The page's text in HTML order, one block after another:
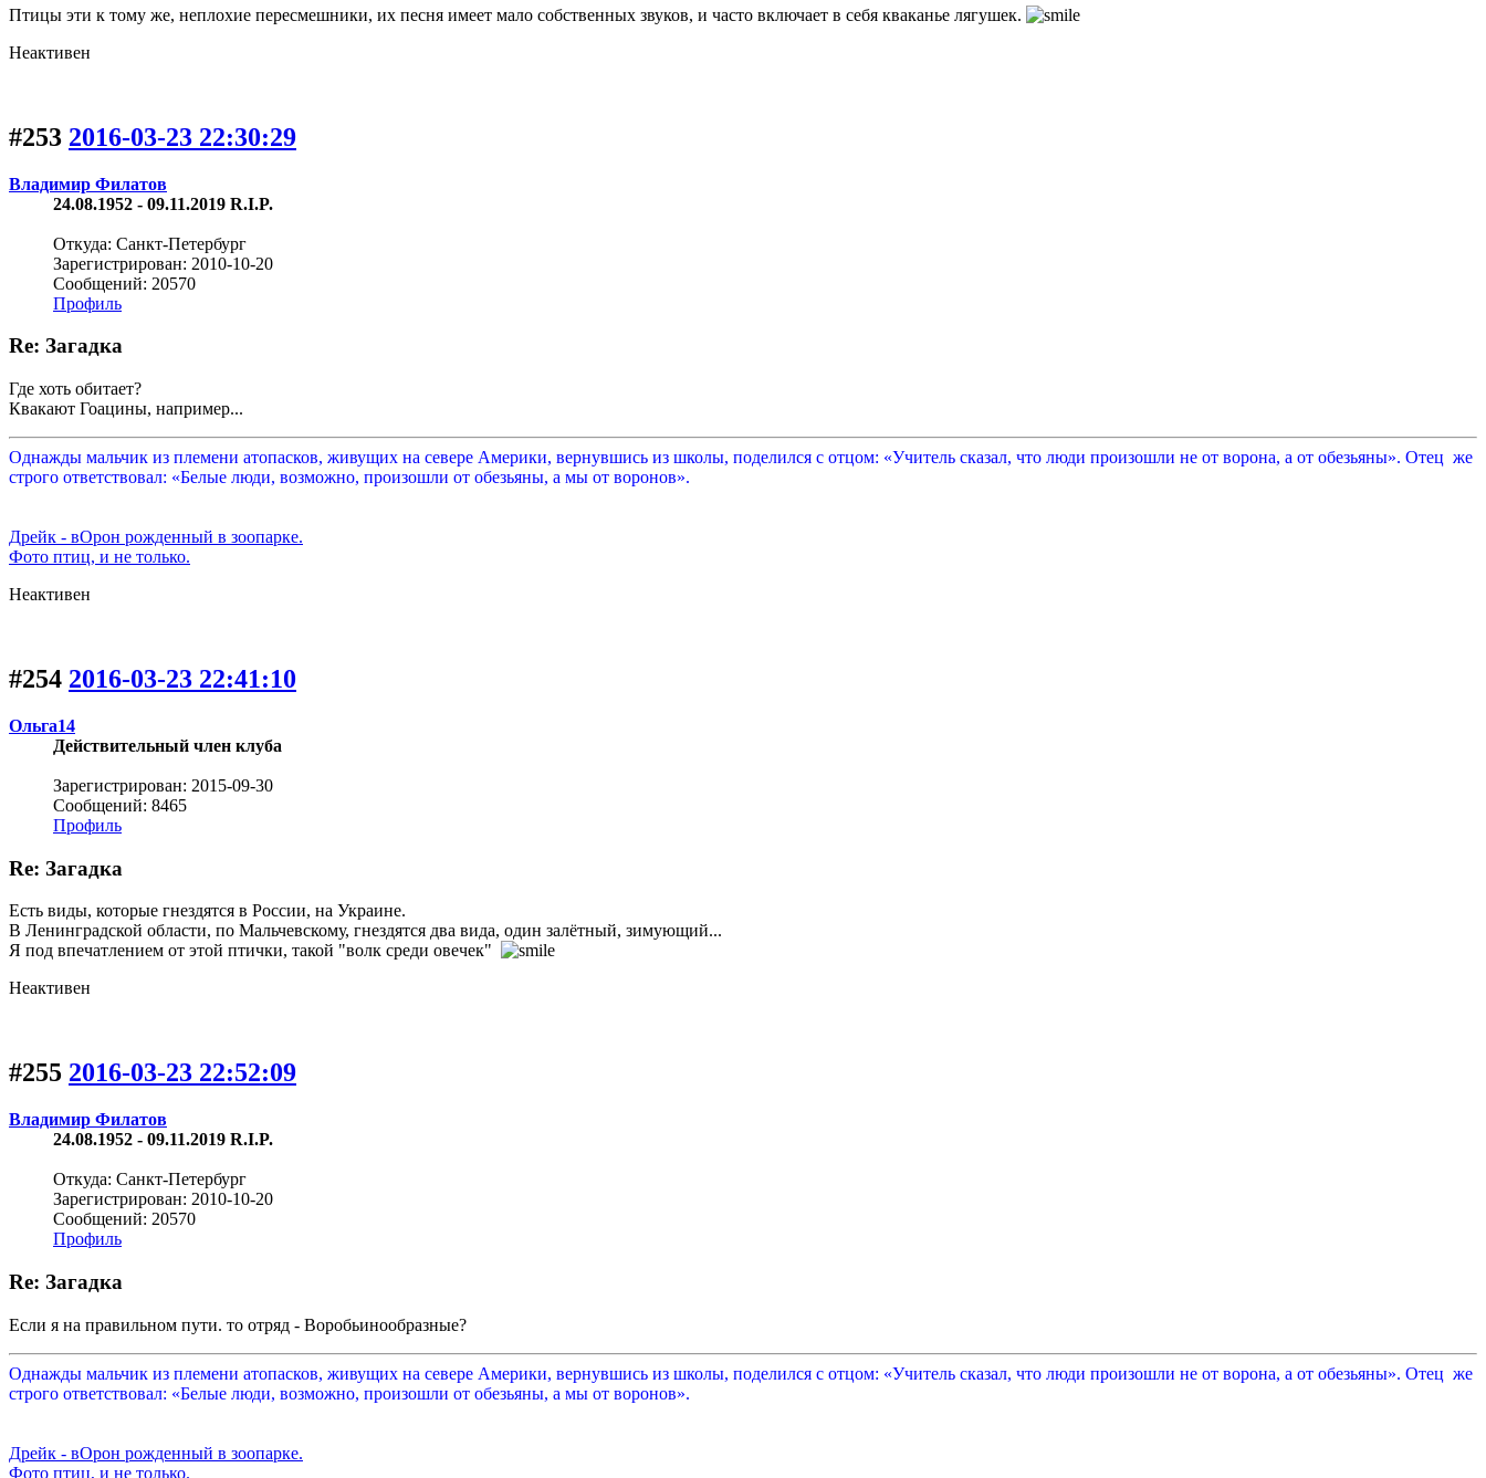
Птицы эти к тому же, неплохие пересмешники, их песня имеет мало собственных звуков, и часто включает в себя кваканье лягушек.
Неактивен
#253 2016-03-23 22:30:29
Владимир Филатов
24.08.1952 - 09.11.2019 R.I.P.
Откуда: Санкт-Петербург
Зарегистрирован: 2010-10-20
Сообщений: 20570
Профиль
Re: Загадка
Где хоть обитает?
Квакают Гоацины, например...
Однажды мальчик из племени атопасков, живущих на севере Америки, вернувшись из школы, поделился с отцом: «Учитель сказал, что люди произошли не от ворона, а от обезьяны». Отец же
строго ответствовал: «Белые люди, возможно, произошли от обезьяны, а мы от воронов».
Дрейк - вОрон рожденный в зоопарке.
Фото птиц, и не только.
Неактивен
#254 2016-03-23 22:41:10
Ольга14
Действительный член клуба
Зарегистрирован: 2015-09-30
Сообщений: 8465
Профиль
Re: Загадка
Есть виды, которые гнездятся в России, на Украине.
В Ленинградской области, по Мальчевскому, гнездятся два вида, один залётный, зимующий...
Я под впечатлением от этой птички, такой "волк среди овечек"
Неактивен
#255 2016-03-23 22:52:09
Владимир Филатов
24.08.1952 - 09.11.2019 R.I.P.
Откуда: Санкт-Петербург
Зарегистрирован: 2010-10-20
Сообщений: 20570
Профиль
Re: Загадка
Если я на правильном пути. то отряд - Воробьинообразные?
Однажды мальчик из племени атопасков, живущих на севере Америки, вернувшись из школы, поделился с отцом: «Учитель сказал, что люди произошли не от ворона, а от обезьяны». Отец же
строго ответствовал: «Белые люди, возможно, произошли от обезьяны, а мы от воронов».
Дрейк - вОрон рожденный в зоопарке.
Фото птиц, и не только.